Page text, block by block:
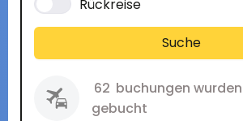
Rückreise
Suche
62 buchungen
gebucht